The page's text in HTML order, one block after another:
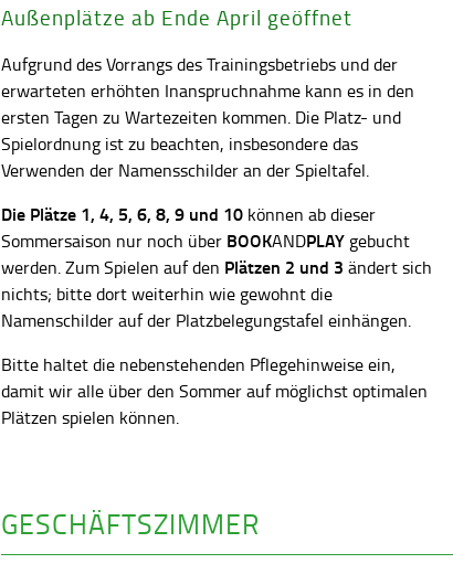
Außenplätze ab Ende April geöffnet
Aufgrund des Vorrangs des Trainingsbetriebs und der
erwarteten erhöhten Inanspruchnahme kann es in den
ersten Tagen zu Wartezeiten kommen. Die Platz- und
Spielordnung ist zu beachten, insbesondere das
Verwenden der Namensschilder an der Spieltafel.
Die Plätze 1, 4, 5, 6, 8, 9 und 10 können ab dieser
Sommersaison nur noch über BOOKANDPLAY gebucht
werden. Zum Spielen auf den Plätzen 2 und 3 ändert sich
nichts; bitte dort weiterhin wie gewohnt die
Namenschilder auf der Platzbelegungstafel einhängen.
Bitte haltet die nebenstehenden Pflegehinweise ein,
damit wir alle über den Sommer auf möglichst optimalen
Plätzen spielen können.
GESCHÄFTSZIMMER